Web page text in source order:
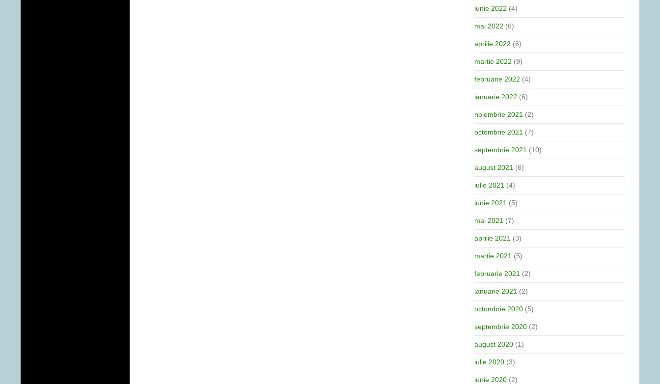
iunie 2022 (4)
mai 2022 (6)
aprilie 2022 (6)
martie 2022 (9)
februarie 2022 (4)
ianuarie 2022 (6)
noiembrie 2021 (2)
octombrie 2021 (7)
septembrie 2021 (10)
august 2021 (6)
iulie 2021 (4)
iunie 2021 (5)
mai 2021 (7)
aprilie 2021 (3)
martie 2021 (5)
februarie 2021 (2)
ianuarie 2021 (2)
octombrie 2020 (5)
septembrie 2020 (2)
august 2020 (1)
iulie 2020 (3)
iunie 2020 (2)